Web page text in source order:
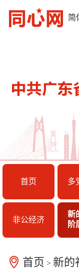
简
首页 多
非公经济
新
阶
首页 > 新的